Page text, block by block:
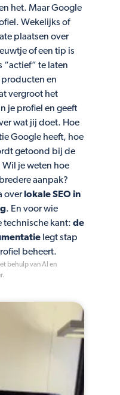
het. Maar Google
Wekelijks of
plaatsen over
of een tip is
“actief” te laten
producten en
vergroot het
je profiel en geeft
wat jij doet. Hoe
Google heeft, hoe
getoond bij de
je weten hoe
aanpak?
over lokale SEO in
. En voor wie
technische kant: de
legt stap
beheert.
behulp van AI en